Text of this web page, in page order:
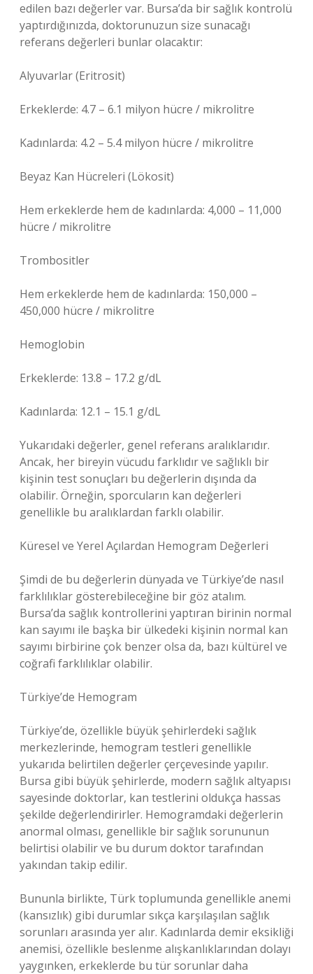
edilen bazı değerler var. Bursa’da bir sağlık kontrolü
yaptırdığınızda, doktorunuzun size sunacağı
referans değerleri bunlar olacaktır:
Alyuvarlar (Eritrosit)
Erkeklerde: 4.7 – 6.1 milyon hücre / mikrolitre
Kadınlarda: 4.2 – 5.4 milyon hücre / mikrolitre
Beyaz Kan Hücreleri (Lökosit)
Hem erkeklerde hem de kadınlarda: 4,000 – 11,000
hücre / mikrolitre
Trombositler
Hem erkeklerde hem de kadınlarda: 150,000 –
450,000 hücre / mikrolitre
Hemoglobin
Erkeklerde: 13.8 – 17.2 g/dL
Kadınlarda: 12.1 – 15.1 g/dL
Yukarıdaki değerler, genel referans aralıklarıdır.
Ancak, her bireyin vücudu farklıdır ve sağlıklı bir
kişinin test sonuçları bu değerlerin dışında da
olabilir. Örneğin, sporcuların kan değerleri
genellikle bu aralıklardan farklı olabilir.
Küresel ve Yerel Açılardan Hemogram Değerleri
Şimdi de bu değerlerin dünyada ve Türkiye’de nasıl
farklılıklar gösterebileceğine bir göz atalım.
Bursa’da sağlık kontrollerini yaptıran birinin normal
kan sayımı ile başka bir ülkedeki kişinin normal kan
sayımı birbirine çok benzer olsa da, bazı kültürel ve
coğrafi farklılıklar olabilir.
Türkiye’de Hemogram
Türkiye’de, özellikle büyük şehirlerdeki sağlık
merkezlerinde, hemogram testleri genellikle
yukarıda belirtilen değerler çerçevesinde yapılır.
Bursa gibi büyük şehirlerde, modern sağlık altyapısı
sayesinde doktorlar, kan testlerini oldukça hassas
şekilde değerlendirirler. Hemogramdaki değerlerin
anormal olması, genellikle bir sağlık sorununun
belirtisi olabilir ve bu durum doktor tarafından
yakından takip edilir.
Bununla birlikte, Türk toplumunda genellikle anemi
(kansızlık) gibi durumlar sıkça karşılaşılan sağlık
sorunları arasında yer alır. Kadınlarda demir eksikliği
anemisi, özellikle beslenme alışkanlıklarından dolayı
yaygınken, erkeklerde bu tür sorunlar daha